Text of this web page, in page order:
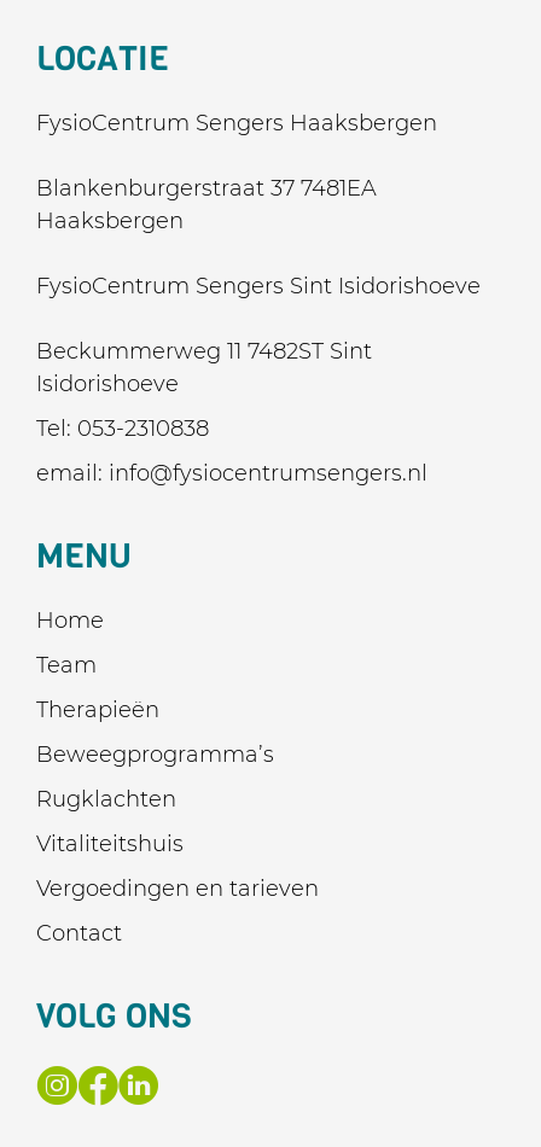
LOCATIE
FysioCentrum Sengers Haaksbergen
Blankenburgerstraat 37 7481EA
Haaksbergen
FysioCentrum Sengers Sint Isidorishoeve
Beckummerweg 11 7482ST Sint
Isidorishoeve
Tel: 053-2310838
email: info@fysiocentrumsengers.nl
MENU
Home
Team
Therapieën
Beweegprogramma’s
Rugklachten
Vitaliteitshuis
Vergoedingen en tarieven
Contact
VOLG ONS